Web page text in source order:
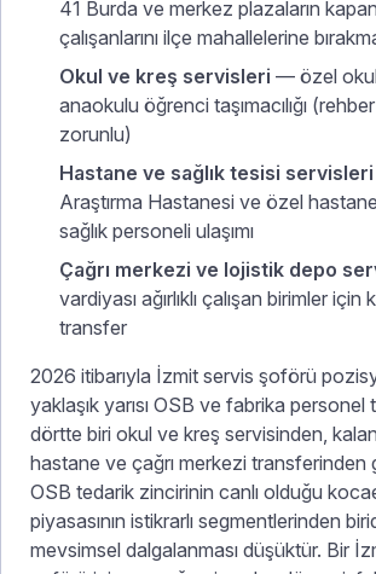
41 Burda ve merkez plazaların
çalışanlarını ilçe mahallelerine
Okul ve kreş servisleri — özel
anaokulu öğrenci taşımacılığı
zorunlu)
Hastane ve sağlık tesisi servisleri
Araştırma Hastanesi ve özel
sağlık personeli ulaşımı
Çağrı merkezi ve lojistik depo
vardiyası ağırlıklı çalışan birimler için
transfer
2026 itibarıyla İzmit servis şoförü
yaklaşık yarısı OSB ve fabrika personel
dörtte biri okul ve kreş servisinden,
hastane ve çağrı merkezi transferinden
OSB tedarik zincirinin canlı olduğu
piyasasının istikrarlı segmentlerinden
mevsimsel dalgalanması düşüktür. Bir